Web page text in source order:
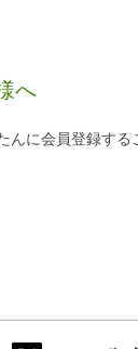
へ
んに会員登録する